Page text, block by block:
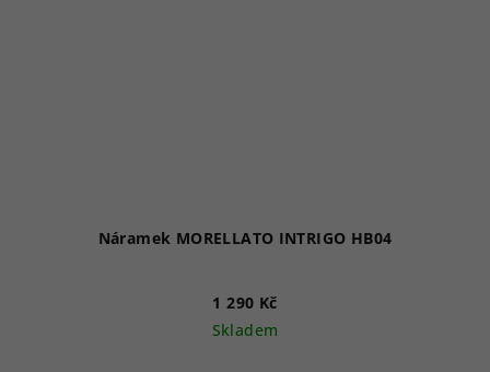
Náramek MORELLATO INTRIGO HB04
1 290 Kč
Skladem